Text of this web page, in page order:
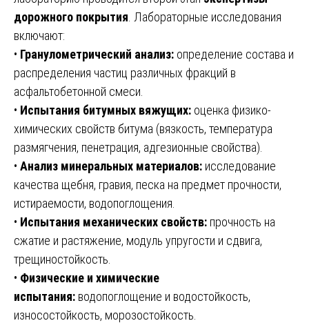
дорожного покрытия . Лабораторные исследования
включают:
• Гранулометрический анализ: определение состава и
распределения частиц различных фракций в
асфальтобетонной смеси.
• Испытания битумных вяжущих: оценка физико-
химических свойств битума (вязкость, температура
размягчения, пенетрация, адгезионные свойства).
• Анализ минеральных материалов: исследование
качества щебня, гравия, песка на предмет прочности,
истираемости, водопоглощения.
• Испытания механических свойств: прочность на
сжатие и растяжение, модуль упругости и сдвига,
трещиностойкость.
• Физические и химические
испытания: водопоглощение и водостойкость,
износостойкость, морозостойкость.